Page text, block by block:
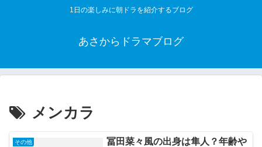
1日の楽しみに朝ドラを紹介するブログ
あさからドラマブログ
メンカラ
その他
冨田菜々風の出身は隼人？年齢や